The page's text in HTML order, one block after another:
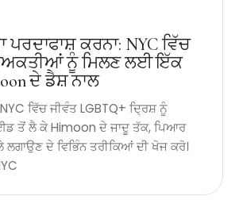
ਕਰਨਾ: NYC ਵਿੱਚ
ਨੂੰ ਮਿਲਣ ਲਈ ਇੱਕ
ਦੇ ਡੈਸ਼ ਨਾਲ
ਵਿੱਚ ਜੀਵੰਤ LGBTQ+ ਦ੍ਰਿਸ਼ ਨੂੰ
ਤੋਂ ਲੈ ਕੇ Himoon ਦੇ ਜਾਦੂ ਤੱਕ, ਪਿਆਰ
ਦੇ ਵਿਭਿੰਨ ਤਰੀਕਿਆਂ ਦੀ ਖੋਜ ਕਰੋ।